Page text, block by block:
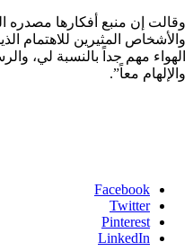
وقالت إن منبع أفكارها مصدره
والأشخاص المثيرين للاهتمام
الهواء مهم جداً بالنسبة لي،
والإلهام معاً”.
Facebook
Twitter
Pinterest
LinkedIn